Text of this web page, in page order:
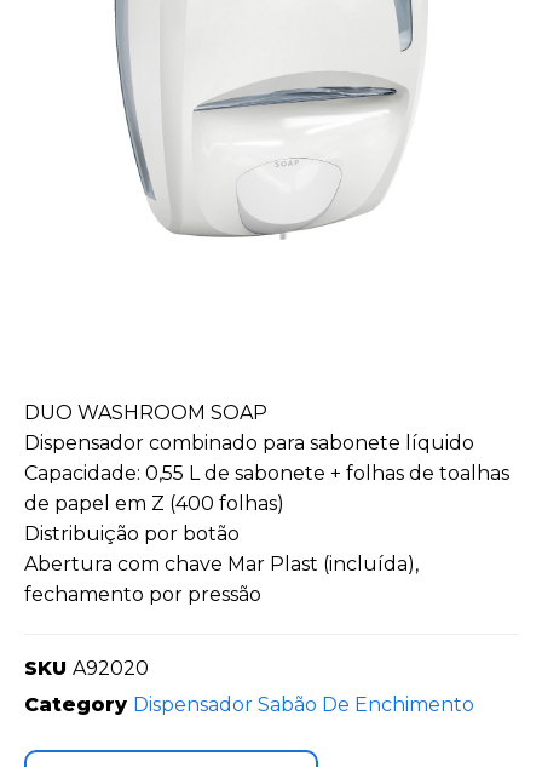
DUO WASHROOM SOAP
Dispensador combinado para sabonete líquido
Capacidade: 0,55 L de sabonete + folhas de toalhas
de papel em Z (400 folhas)
Distribuição por botão
Abertura com chave Mar Plast (incluída),
fechamento por pressão
SKU A92020
Category Dispensador Sabão De Enchimento